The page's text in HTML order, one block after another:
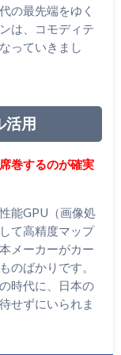
の最先端をゆく
は、コモディテ
っていきまし
活用
巻するのが確実
能GPU（画像処
て高精度マップ
メーカーがカー
のばかりです。
時代に、日本の
せずにいられま